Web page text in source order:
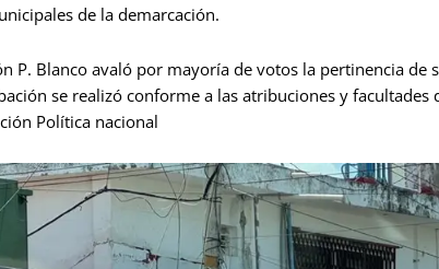
de la demarcación.
P. Blanco avaló por mayoría de votos la pertinencia de
se realizó conforme a las atribuciones y
Política nacional